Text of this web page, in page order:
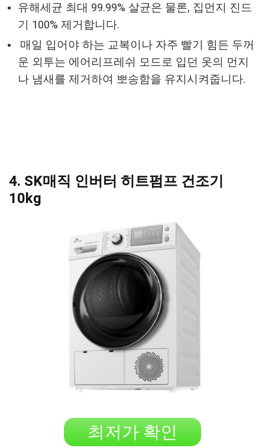
유해세균 최대 99.99% 살균은 물론, 집먼지 진드
기 100% 제거합니다.
매일 입어야 하는 교복이나 자주 빨기 힘든 두꺼
운 외투는 에어리프레쉬 모드로 입던 옷의 먼지
나 냄새를 제거하여 뽀송함을 유지시켜줍니다.
4. SK매직 인버터 히트펌프 건조기
10kg
최저가 확인